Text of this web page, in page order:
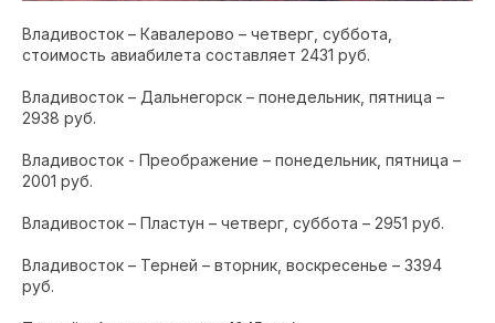
Владивосток – Кавалерово – четверг, суббота,
стоимость авиабилета составляет 2431 руб.
Владивосток – Дальнегорск – понедельник, пятница –
2938 руб.
Владивосток - Преображение – понедельник, пятница –
2001 руб.
Владивосток – Пластун – четверг, суббота – 2951 руб.
Владивосток – Терней – вторник, воскресенье – 3394
руб.